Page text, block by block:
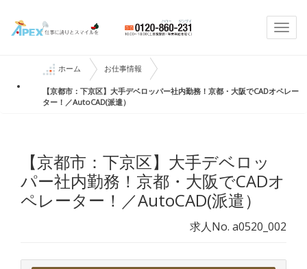
ホーム お仕事情報
【京都市：下京区】大手デベロッパー社内勤務！京都・大阪でCADオペレー
ター！／AutoCAD(派遣）
【京都市：下京区】大手デベロッ
パー社内勤務！京都・大阪でCADオ
ペレーター！／AutoCAD(派遣）
求人No. a0520_002